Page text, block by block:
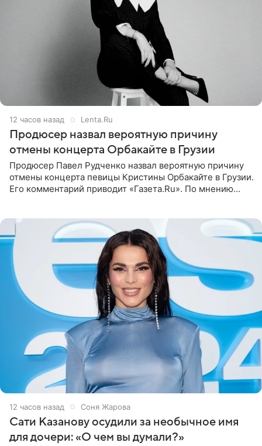
12 часов назад Lenta.Ru
Продюсер назвал вероятную причину
отмены концерта Орбакайте в Грузии
Продюсер Павел Рудченко назвал вероятную причину
отмены концерта певицы Кристины Орбакайте в Грузии.
Его комментарий приводит «Газета.Ru». По мнению
12 часов назад Соня Жарова
Сати Казанову осудили за необычное имя
для дочери: «О чем вы думали?»